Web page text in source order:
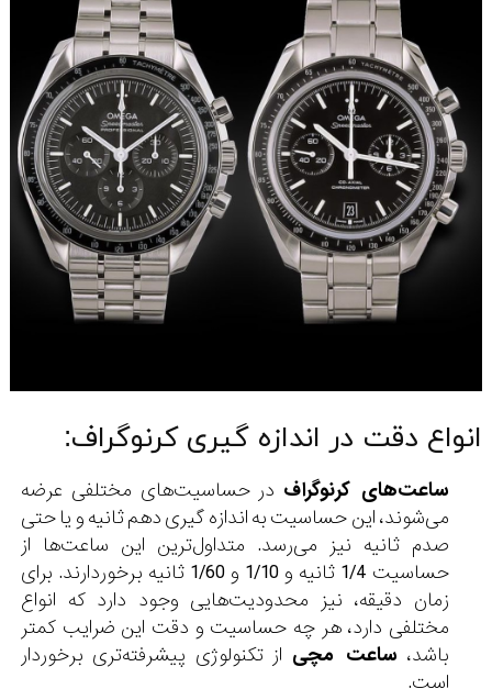
انواع دقت در اندازه گیری کرنوگراف:
ساعت‌های کرنوگراف در حساسیت‌های مختلفی عرضه
می‌شوند، این حساسیت به اندازه گیری دهم ثانیه و یا حتی
صدم ثانیه نیز می‌رسد. متداول‌ترین این ساعت‌ها از
حساسیت 1/4 ثانیه و 1/10 و 1/60 ثانیه برخوردارند. برای
زمان دقیقه، نیز محدودیت‌هایی وجود دارد که انواع
مختلفی دارد، هر چه حساسیت و دقت این ضرایب کمتر
باشد، ساعت مچی از تکنولوژی پیشرفته‌تری برخوردار
است.